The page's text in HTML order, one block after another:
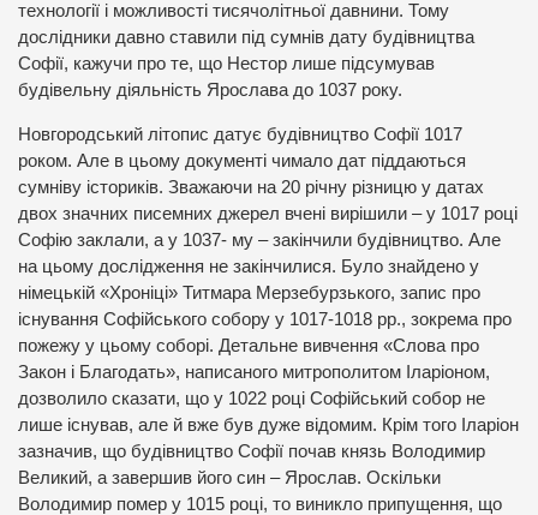
технології і можливості тисячолітньої давнини. Тому
дослідники давно ставили під сумнів дату будівництва
Софії, кажучи про те, що Нестор лише підсумував
будівельну діяльність Ярослава до 1037 року.
Новгородський літопис датує будівництво Софії 1017
роком. Але в цьому документі чимало дат піддаються
сумніву істориків. Зважаючи на 20 річну різницю у датах
двох значних писемних джерел вчені вирішили – у 1017 році
Софію заклали, а у 1037- му – закінчили будівництво. Але
на цьому дослідження не закінчилися. Було знайдено у
німецькій «Хроніці» Титмара Мерзебурзького, запис про
існування Софійського собору у 1017-1018 рр., зокрема про
пожежу у цьому соборі. Детальне вивчення «Слова про
Закон і Благодать», написаного митрополитом Іларіоном,
дозволило сказати, що у 1022 році Софійський собор не
лише існував, але й вже був дуже відомим. Крім того Іларіон
зазначив, що будівництво Софії почав князь Володимир
Великий, а завершив його син – Ярослав. Оскільки
Володимир помер у 1015 році, то виникло припущення, що